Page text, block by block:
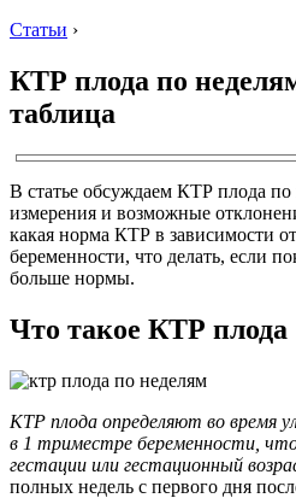
Статьи ›
КТР плода по
таблица
В статье обсуждаем КТР плода по
измерения и возможные
какая норма КТР в зависимости
беременности, что делать, если
больше нормы.
Что такое КТР плода
КТР плода определяют во время
в 1 триместре беременности,
гестации или гестационный
полных недель с первого дня